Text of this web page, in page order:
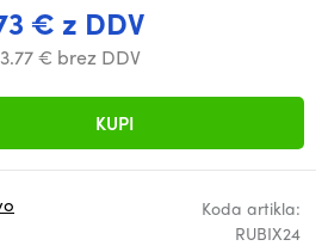
€ z DDV
€ brez DDV
KUPI
Koda artikla:
RUBIX24